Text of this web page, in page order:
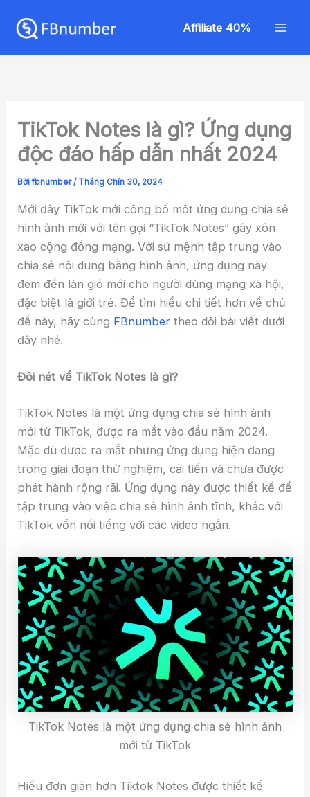
Affiliate 40%
TikTok Notes là gì? Ứng dụng
độc đáo hấp dẫn nhất 2024
Bởifbnumber/ Tháng Chín 30, 2024
Mới đây TikTok mới công bố một ứng dụng chia sẻ
hình ảnh mới với tên gọi “TikTok Notes” gây xôn
xao cộng đồng mạng. Với sứ mệnh tập trung vào
chia sẻ nội dung bằng hình ảnh, ứng dụng này
đem đến làn gió mới cho người dùng mạng xã hội,
đặc biệt là giới trẻ. Để tìm hiểu chi tiết hơn về chủ
đề này, hãy cùng FBnumber theo dõi bài viết dưới
đây nhé.
Đôi nét về TikTok Notes là gì?
TikTok Notes là một ứng dụng chia sẻ hình ảnh
mới từ TikTok, được ra mắt vào đầu năm 2024.
Mặc dù được ra mắt nhưng ứng dụng hiện đang
trong giai đoạn thử nghiệm, cải tiến và chưa được
phát hành rộng rãi. Ứng dụng này được thiết kế để
tập trung vào việc chia sẻ hình ảnh tĩnh, khác với
TikTok vốn nổi tiếng với các video ngắn.
TikTok Notes là một ứng dụng chia sẻ hình ảnh
mới từ TikTok
Hiểu đơn giản hơn Tiktok Notes được thiết kế